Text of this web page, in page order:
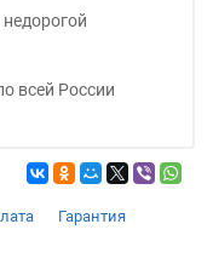
всей России
Гарантия